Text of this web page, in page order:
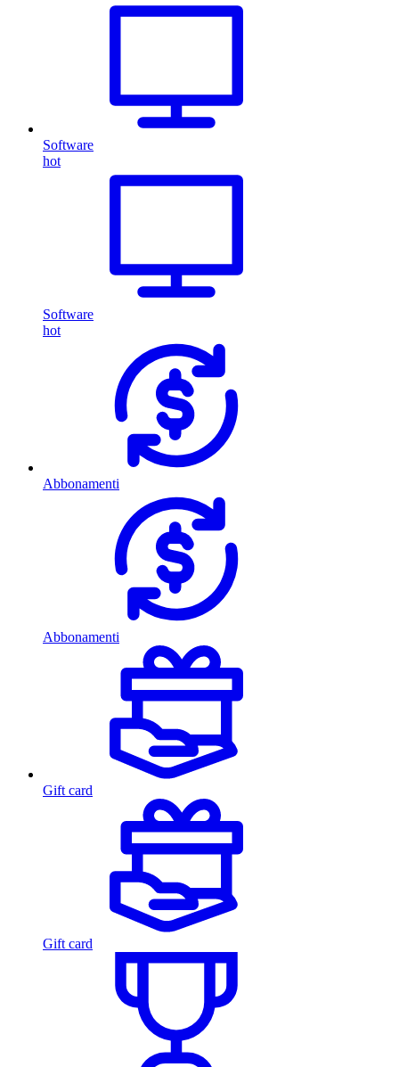
Software
hot
Software
hot
Abbonamenti
Abbonamenti
Gift card
Gift card